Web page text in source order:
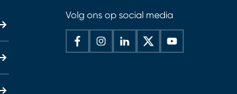
Volg ons op social media